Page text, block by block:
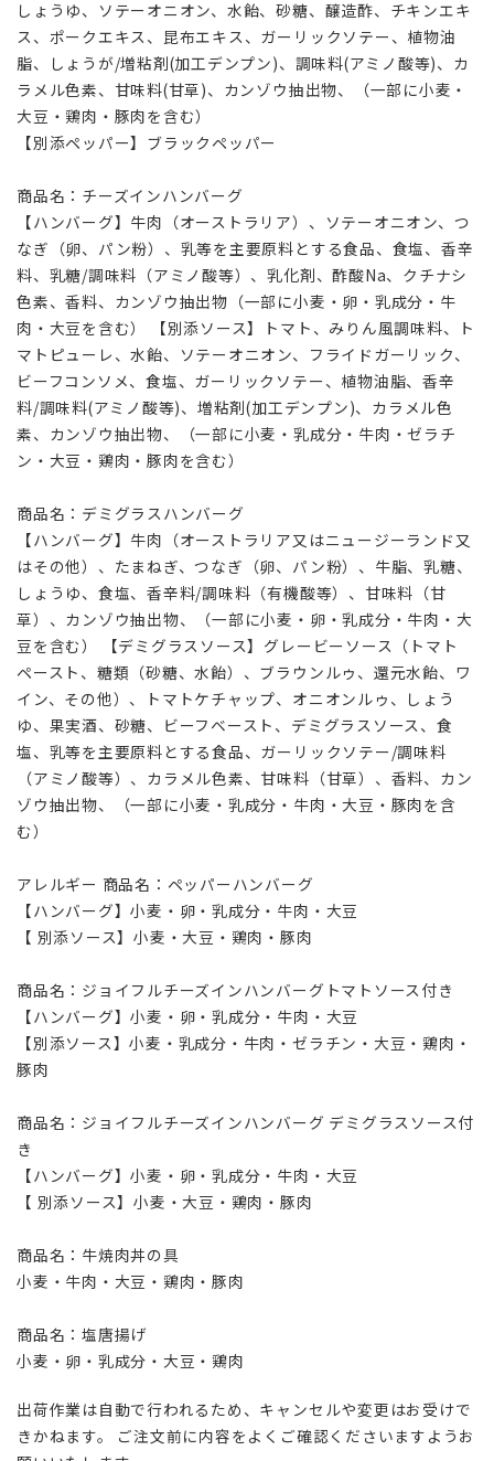
しょうゆ、ソテーオニオン、水飴、砂糖、醸造酢、チキンエキ
ス、ポークエキス、昆布エキス、ガーリックソテー、植物油
脂、しょうが/増粘剤(加工デンプン)、調味料(アミノ酸等)、カ
ラメル色素、甘味料(甘草)、カンゾウ抽出物、（一部に小麦・
大豆・鶏肉・豚肉を含む）
【別添ペッパー】ブラックペッパー
商品名：チーズインハンバーグ
【ハンバーグ】牛肉（オーストラリア）、ソテーオニオン、つ
なぎ（卵、パン粉）、乳等を主要原料とする食品、食塩、香辛
料、乳糖/調味料（アミノ酸等）、乳化剤、酢酸Na、クチナシ
色素、香料、カンゾウ抽出物（一部に小麦・卵・乳成分・牛
肉・大豆を含む） 【別添ソース】トマト、みりん風調味料、ト
マトピューレ、水飴、ソテーオニオン、フライドガーリック、
ビーフコンソメ、食塩、ガーリックソテー、植物油脂、香辛
料/調味料(アミノ酸等)、増粘剤(加工デンプン)、カラメル色
素、カンゾウ抽出物、（一部に小麦・乳成分・牛肉・ゼラチ
ン・大豆・鶏肉・豚肉を含む）
商品名：デミグラスハンバーグ
【ハンバーグ】牛肉（オーストラリア又はニュージーランド又
はその他）、たまねぎ、つなぎ（卵、パン粉）、牛脂、乳糖、
しょうゆ、食塩、香辛料/調味料（有機酸等）、甘味料（甘
草）、カンゾウ抽出物、（一部に小麦・卵・乳成分・牛肉・大
豆を含む） 【デミグラスソース】グレービーソース（トマト
ペースト、糖類（砂糖、水飴）、ブラウンルゥ、還元水飴、ワ
イン、その他）、トマトケチャップ、オニオンルゥ、しょう
ゆ、果実酒、砂糖、ビーフベースト、デミグラスソース、食
塩、乳等を主要原料とする食品、ガーリックソテー/調味料
（アミノ酸等）、カラメル色素、甘味料（甘草）、香料、カン
ゾウ抽出物、（一部に小麦・乳成分・牛肉・大豆・豚肉を含
む）
アレルギー 商品名：ペッパーハンバーグ
【ハンバーグ】小麦・卵・乳成分・牛肉・大豆
【 別添ソース】小麦・大豆・鶏肉・豚肉
商品名：ジョイフルチーズインハンバーグトマトソース付き
【ハンバーグ】小麦・卵・乳成分・牛肉・大豆
【別添ソース】小麦・乳成分・牛肉・ゼラチン・大豆・鶏肉・
豚肉
商品名：ジョイフルチーズインハンバーグ デミグラスソース付
き
【ハンバーグ】小麦・卵・乳成分・牛肉・大豆
【 別添ソース】小麦・大豆・鶏肉・豚肉
商品名：牛焼肉丼の具
小麦・牛肉・大豆・鶏肉・豚肉
商品名：塩唐揚げ
小麦・卵・乳成分・大豆・鶏肉
出荷作業は自動で行われるため、キャンセルや変更はお受けで
きかねます。 ご注文前に内容をよくご確認くださいますようお